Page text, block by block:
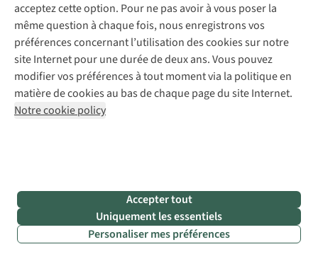
Filtrer & classer
acceptez cette option. Pour ne pas avoir à vous poser la
même question à chaque fois, nous enregistrons vos
préférences concernant l’utilisation des cookies sur notre
site Internet pour une durée de deux ans. Vous pouvez
modifier vos préférences à tout moment via la politique en
matière de cookies au bas de chaque page du site Internet.
Notre cookie policy
Accepter tout
Uniquement les essentiels
Personaliser mes préférences
Mentions légales
Politique de confidentialité
Conditions générales
Cookie Policy
AS Adventure Luxemburg SA,